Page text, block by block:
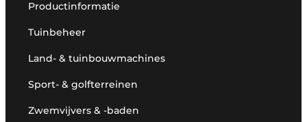
Productinformatie
Tuinbeheer
Land- & tuinbouwmachines
Sport- & golfterreinen
Zwemvijvers & -baden